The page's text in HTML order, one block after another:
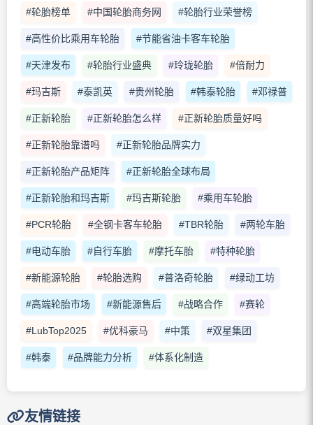
#轮胎榜单 #中国轮胎商务网 #轮胎行业荣誉榜
#高性价比乘用车轮胎 #节能省油卡客车轮胎
#天津发布 #轮胎行业盛典 #玲珑轮胎 #倍耐力
#玛吉斯 #泰凯英 #贵州轮胎 #韩泰轮胎 #邓禄普
#正新轮胎 #正新轮胎怎么样 #正新轮胎质量好吗
#正新轮胎靠谱吗 #正新轮胎品牌实力
#正新轮胎产品矩阵 #正新轮胎全球布局
#正新轮胎和玛吉斯 #玛吉斯轮胎 #乘用车轮胎
#PCR轮胎 #全钢卡客车轮胎 #TBR轮胎 #两轮车胎
#电动车胎 #自行车胎 #摩托车胎 #特种轮胎
#新能源轮胎 #轮胎选购 #普洛奇轮胎 #绿动工坊
#高端轮胎市场 #新能源售后 #战略合作 #赛轮
#LubTop2025 #优科豪马 #中策 #双星集团
#韩泰 #品牌能力分析 #体系化制造
友情链接